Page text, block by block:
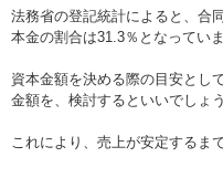
法務省の登記統計によると、合
本金の割合は31.3％となっていま
資本金額を決める際の目安とし
金額を、検討するといいでしょう
これにより、売上が安定するま